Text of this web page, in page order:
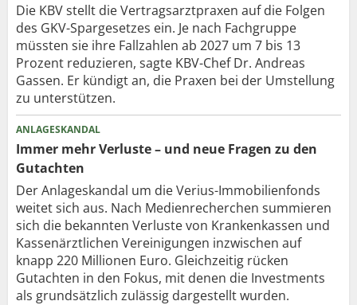
Die KBV stellt die Vertragsarztpraxen auf die Folgen
des GKV-Spargesetzes ein. Je nach Fachgruppe
müssten sie ihre Fallzahlen ab 2027 um 7 bis 13
Prozent reduzieren, sagte KBV-Chef Dr. Andreas
Gassen. Er kündigt an, die Praxen bei der Umstellung
zu unterstützen.
ANLAGESKANDAL
Immer mehr Verluste – und neue Fragen zu den
Gutachten
Der Anlageskandal um die Verius-Immobilienfonds
weitet sich aus. Nach Medienrecherchen summieren
sich die bekannten Verluste von Krankenkassen und
Kassenärztlichen Vereinigungen inzwischen auf
knapp 220 Millionen Euro. Gleichzeitig rücken
Gutachten in den Fokus, mit denen die Investments
als grundsätzlich zulässig dargestellt wurden.